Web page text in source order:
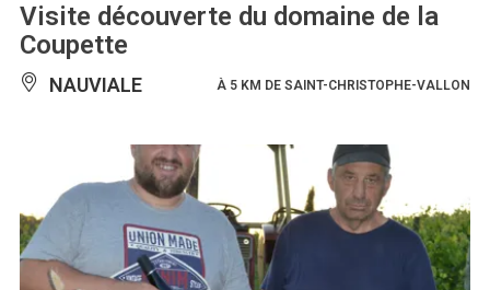
Visite découverte du domaine de la
Coupette
NAUVIALE À 5 KM DE SAINT-CHRISTOPHE-VALLON